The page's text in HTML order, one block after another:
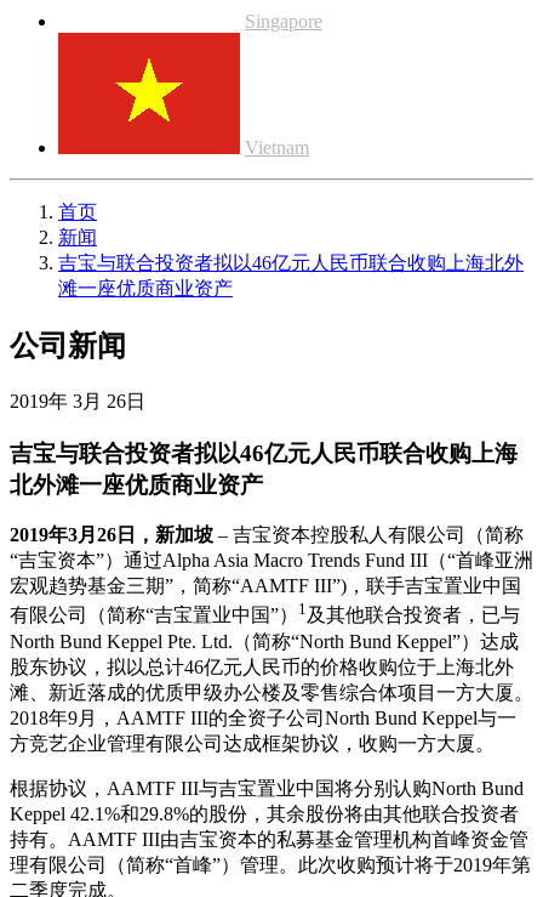
Singapore
Vietnam
首页
新闻
吉宝与联合投资者拟以46亿元人民币联合收购上海北外
滩一座优质商业资产
公司新闻
2019年 3月 26日
吉宝与联合投资者拟以46亿元人民币联合收购上海
北外滩一座优质商业资产
2019年3月26日，新加坡 – 吉宝资本控股私人有限公司（简称
“吉宝资本”）通过Alpha Asia Macro Trends Fund III（“首峰亚洲
宏观趋势基金三期”，简称“AAMTF III”)，联手吉宝置业中国
有限公司（简称“吉宝置业中国”）
1及其他联合投资者，已与
North Bund Keppel Pte. Ltd.（简称“North Bund Keppel”）达成
股东协议，拟以总计46亿元人民币的价格收购位于上海北外
滩、新近落成的优质甲级办公楼及零售综合体项目一方大厦。
2018年9月，AAMTF III的全资子公司North Bund Keppel与一
方竞艺企业管理有限公司达成框架协议，收购一方大厦。
根据协议，AAMTF III与吉宝置业中国将分别认购North Bund
Keppel 42.1%和29.8%的股份，其余股份将由其他联合投资者
持有。AAMTF III由吉宝资本的私募基金管理机构首峰资金管
理有限公司（简称“首峰”）管理。此次收购预计将于2019年第
二季度完成。